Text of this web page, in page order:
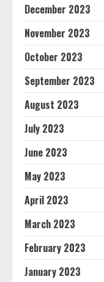
December 2023
November 2023
October 2023
September 2023
August 2023
July 2023
June 2023
May 2023
April 2023
March 2023
February 2023
January 2023